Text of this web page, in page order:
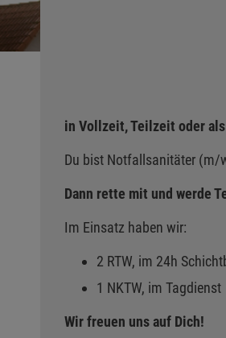
in Vollzeit, Teilzeit oder
Du bist Notfallsanitäter (m/
Dann rette mit und werde
Im Einsatz haben wir:
2 RTW, im 24h
1 NKTW, im Tagdienst
Wir freuen uns auf Dich!